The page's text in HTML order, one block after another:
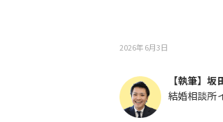
2026年6月3日
【執筆】坂
結婚相談所